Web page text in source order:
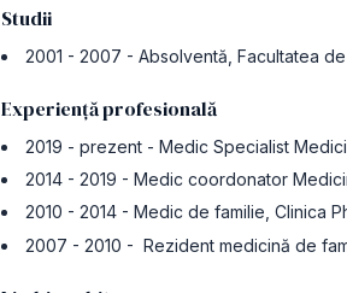
Studii
2001 - 2007 - Absolventă, Facultatea
Experiență profesională
2019 - prezent - Medic Specialist
2014 - 2019 - Medic coordonator
2010 - 2014 - Medic de familie, Clinica
2007 - 2010 - Rezident medicină de